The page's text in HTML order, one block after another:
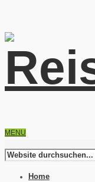
MENU
Home